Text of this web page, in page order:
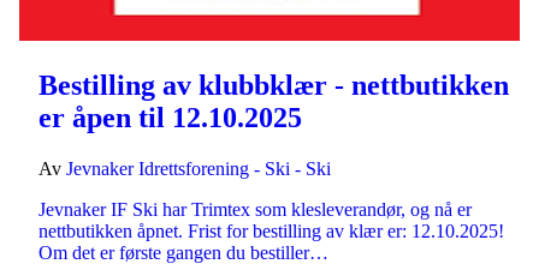
Bestilling av klubbklær - nettbutikken
er åpen til 12.10.2025
Av Jevnaker Idrettsforening - Ski - Ski
Jevnaker IF Ski har Trimtex som klesleverandør, og nå er
nettbutikken åpnet. Frist for bestilling av klær er: 12.10.2025!
Om det er første gangen du bestiller…